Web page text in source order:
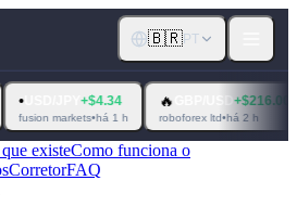
🇧🇷PT
JPY
•há 1 h
🔥GBP/USD +$216.00
roboforex ltd•há 2 h
•
existeComo funciona o
CorretorFAQ